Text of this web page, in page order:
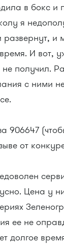
в бокс и
я
и
И вот,
не получил.
с ними
906647
от
Цена у
ее не
долгое